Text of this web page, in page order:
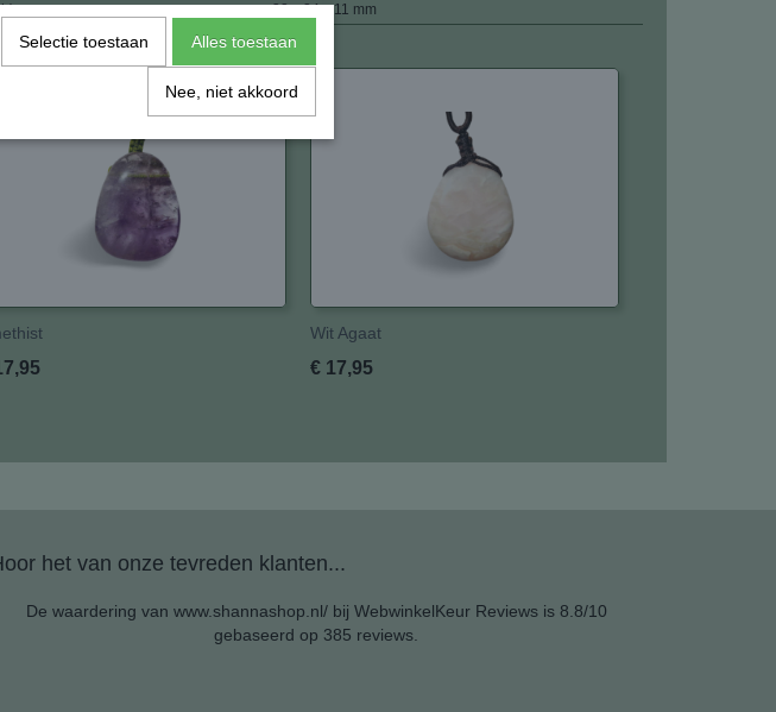
32 x 24 x 11 mm
Wit Agaat
€ 17,95
het van onze tevreden klanten...
De waardering van www.shannashop.nl/ bij WebwinkelKeur Reviewsis 8.8/10
gebaseerd op 385 reviews.
Selectie toestaan Alles toestaan
Nee, niet akkoord